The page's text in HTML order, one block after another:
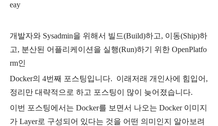
eay
개발자와 Sysadmin을 위해서 빌드(Build)하고, 이동(Ship)하
고, 분산된 어플리케이션을 실행(Run)하기 위한 OpenPlatfo
rm인
Docker의 4번째 포스팅입니다. 이래저래 개인사에 힘입어,
정리만 대략적으로 하고 포스팅이 많이 늦어졌습니다.
이번 포스팅에서는 Docker를 보면서 나오는 Docker 이미지
가 Layer로 구성되어 있다는 것을 어떤 의미인지 알아보려